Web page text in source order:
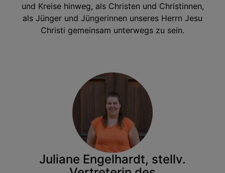
und Kreise hinweg, als Christen und Christinnen,
als Jünger und Jüngerinnen unseres Herrn Jesu
Christi gemeinsam unterwegs zu sein.
Juliane Engelhardt, stellv.